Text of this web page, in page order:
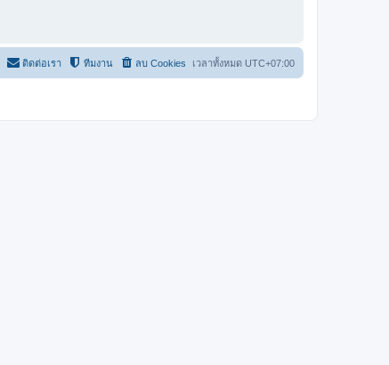
เวลาทั้งหมด UTC+07:00
ลบ Cookies
ทีมงาน
ติดต่อเรา